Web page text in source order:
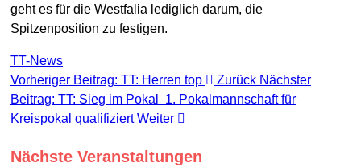
geht es für die Westfalia lediglich darum, die
Spitzenposition zu festigen.
TT-News
Vorheriger Beitrag: TT: Herren top
Zurück Nächster
Beitrag: TT: Sieg im Pokal  1. Pokalmannschaft für
Kreispokal qualifiziertWeiter
Nächste Veranstaltungen